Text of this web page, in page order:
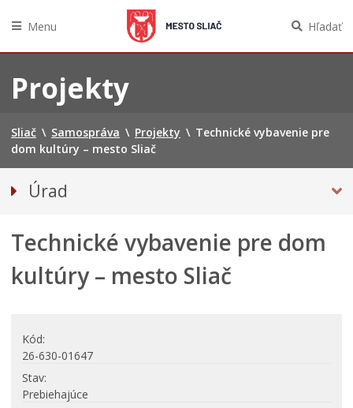
obsah
Menu Hľadať
Projekty
Sliač \ Samospráva \ Projekty \ Technické vybavenie pre
dom kultúry – mesto Sliač
Úrad
Odbory úradu
PROJEKTY
Tlačivá a agendy
Technické vybavenie pre dom
kultúry – mesto Sliač
Kód
26-630-01647
Stav
Prebiehajúce